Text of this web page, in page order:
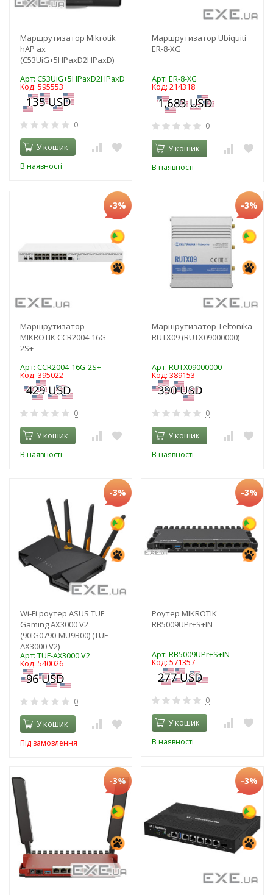
Маршрутизатор Mikrotik
hAP ax
(C53UiG+5HPaxD2HPaxD)
Арт: C53UiG+5HPaxD2HPaxD
Код: 595553
0
У кошик
В наявності
Маршрутизатор Ubiquiti
ER-8-XG
Арт: ER-8-XG
Код: 214318
0
У кошик
В наявності
-3%
Маршрутизатор
MIKROTIK CCR2004-16G-
2S+
Арт: CCR2004-16G-2S+
Код: 395022
0
У кошик
В наявності
-3%
Маршрутизатор Teltonika
RUTX09 (RUTX09000000)
Арт: RUTX09000000
Код: 389153
0
У кошик
В наявності
-3%
Wi-Fi роутер ASUS TUF
Gaming AX3000 V2
(90IG0790-MU9B00) (TUF-
AX3000 V2)
Арт: TUF-AX3000 V2
Код: 540026
0
У кошик
Під замовлення
-3%
Роутер MIKROTIK
RB5009UPr+S+IN
Арт: RB5009UPr+S+IN
Код: 571357
0
У кошик
В наявності
-3% -3%